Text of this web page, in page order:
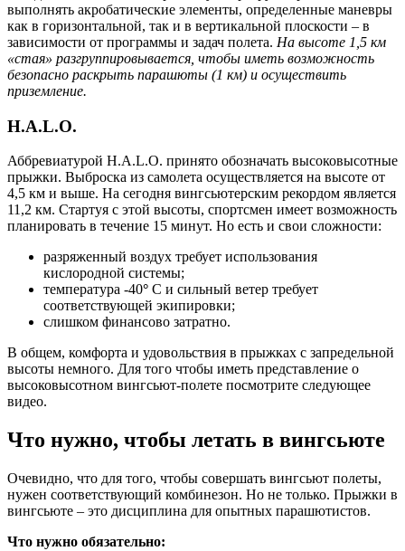
выполнять акробатические элементы, определенные маневры
как в горизонтальной, так и в вертикальной плоскости – в
зависимости от программы и задач полета. На высоте 1,5 км
«стая» разгруппировывается, чтобы иметь возможность
безопасно раскрыть парашюты (1 км) и осуществить
приземление.
H.A.L.O.
Аббревиатурой H.A.L.O. принято обозначать высоковысотные
прыжки. Выброска из самолета осуществляется на высоте от
4,5 км и выше. На сегодня вингсьютерским рекордом является
11,2 км. Стартуя с этой высоты, спортсмен имеет возможность
планировать в течение 15 минут. Но есть и свои сложности:
разряженный воздух требует использования
кислородной системы;
температура -40° C и сильный ветер требует
соответствующей экипировки;
слишком финансово затратно.
В общем, комфорта и удовольствия в прыжках с запредельной
высоты немного. Для того чтобы иметь представление о
высоковысотном вингсьют-полете посмотрите следующее
видео.
Что нужно, чтобы летать в вингсьюте
Очевидно, что для того, чтобы совершать вингсьют полеты,
нужен соответствующий комбинезон. Но не только. Прыжки в
вингсьюте – это дисциплина для опытных парашютистов.
Что нужно обязательно: